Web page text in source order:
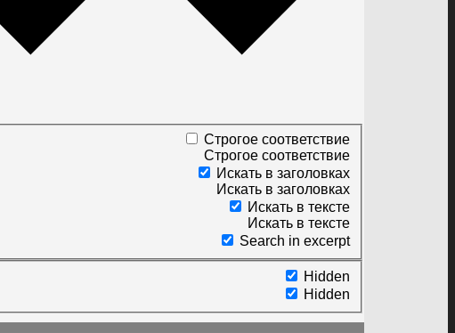
Строгое соответствие
Строгое соответствие
Искать в заголовках
Искать в заголовках
Искать в тексте
Искать в тексте
Search in excerpt
Hidden
Hidden